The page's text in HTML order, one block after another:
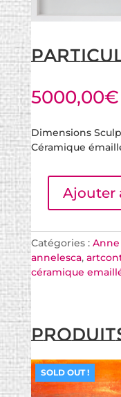
5000,00€
Dimensions
Céramique
Ajouter
Catégories : Anne
annelesca,
céramique
SOLD OUT !